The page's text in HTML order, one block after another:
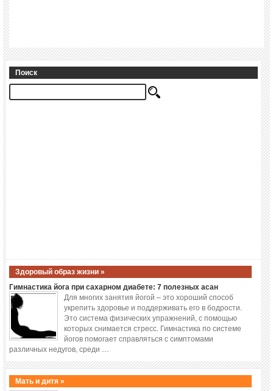
Поиск
Здоровый образ жизни »
Гимнастика йога при сахарном диабете: 7 полезных асан
Для многих занятия йогой – это хороший способ
укрепить здоровье и поддерживать его в бодрости.
Это система физических упражнений, с помощью
которых снимается стресс. Гимнастика по системе
йогов помогает справляться с симптомами
различных недугов, среди …
Мать и дитя »